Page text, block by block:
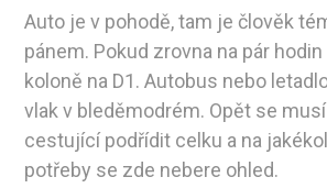
Auto je v pohodě, tam je člověk
pánem. Pokud zrovna na pár
koloně na D1. Autobus nebo
vlak v bleděmodrém. Opět se
cestující podřídit celku a na
potřeby se zde nebere ohled.